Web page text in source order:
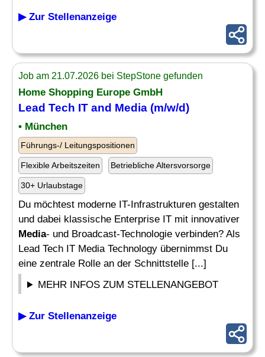
▶ Zur Stellenanzeige
Job am 21.07.2026 bei StepStone gefunden
Home Shopping Europe GmbH
Lead Tech IT and Media (m/w/d)
• München
Führungs-/ Leitungspositionen
Flexible Arbeitszeiten Betriebliche Altersvorsorge
30+ Urlaubstage
Du möchtest moderne IT-Infrastrukturen gestalten
und dabei klassische Enterprise IT mit innovativer
Media- und Broadcast-Technologie verbinden? Als
Lead Tech IT Media Technology übernimmst Du
eine zentrale Rolle an der Schnittstelle [...]
MEHR INFOS ZUM STELLENANGEBOT
▶ Zur Stellenanzeige